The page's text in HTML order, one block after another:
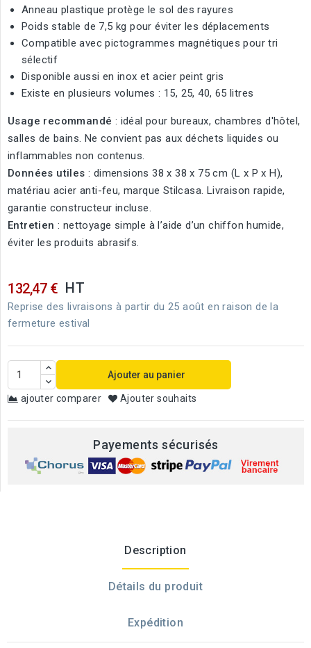
Anneau plastique protège le sol des rayures
Poids stable de 7,5 kg pour éviter les déplacements
Compatible avec pictogrammes magnétiques pour tri
sélectif
Disponible aussi en inox et acier peint gris
Existe en plusieurs volumes : 15, 25, 40, 65 litres
Usage recommandé : idéal pour bureaux, chambres d'hôtel,
salles de bains. Ne convient pas aux déchets liquides ou
inflammables non contenus.
Données utiles : dimensions 38 x 38 x 75 cm (L x P x H),
matériau acier anti-feu, marque Stilcasa. Livraison rapide,
garantie constructeur incluse.
Entretien : nettoyage simple à l’aide d’un chiffon humide,
éviter les produits abrasifs.
132,47 € HT
Reprise des livraisons à partir du 25 août en raison de la
fermeture estival
Ajouter au panier
ajouter comparer Ajouter souhaits
Payements sécurisés
Description
Détails du produit
Expédition